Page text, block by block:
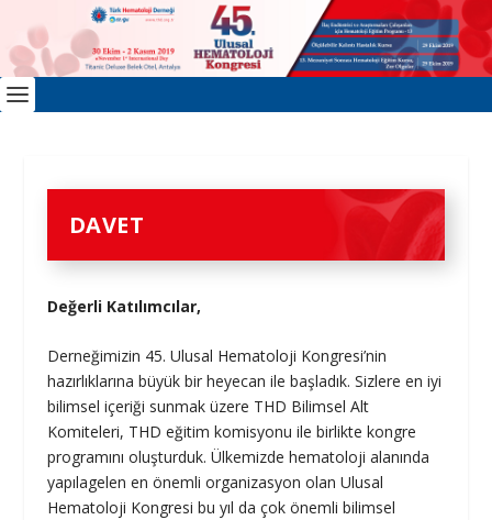
DAVET
Değerli Katılımcılar,
Derneğimizin 45. Ulusal Hematoloji Kongresi’nin
hazırlıklarına büyük bir heyecan ile başladık. Sizlere en iyi
bilimsel içeriği sunmak üzere THD Bilimsel Alt
Komiteleri, THD eğitim komisyonu ile birlikte kongre
programını oluşturduk. Ülkemizde hematoloji alanında
yapılagelen en önemli organizasyon olan Ulusal
Hematoloji Kongresi bu yıl da çok önemli bilimsel